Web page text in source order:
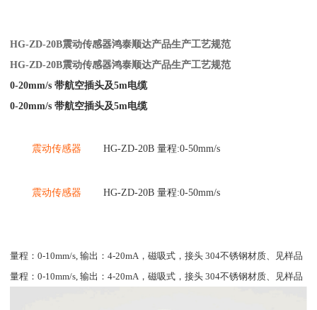
HG-ZD-20B震动传感器鸿泰顺达产品生产工艺规范
HG-ZD-20B震动传感器鸿泰顺达产品生产工艺规范
0-20mm/s 带航空插头及5m电缆
0-20mm/s 带航空插头及5m电缆
震动传感器 HG-ZD-20B 量程:0-50mm/s
震动传感器 HG-ZD-20B 量程:0-50mm/s
量程：0-10mm/s, 输出：4-20mA，磁吸式，接头 304不锈钢材质、见样品
量程：0-10mm/s, 输出：4-20mA，磁吸式，接头 304不锈钢材质、见样品